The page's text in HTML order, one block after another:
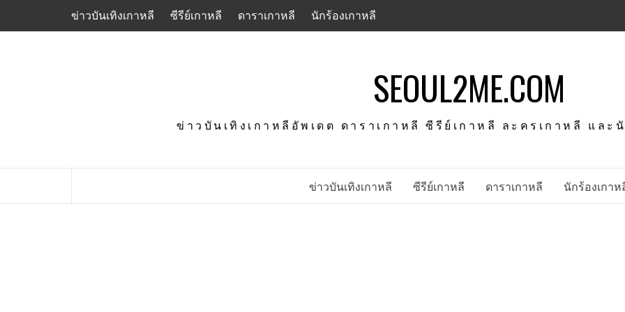
ข่าวบันเทิงเกาหลี ซีรีย์เกาหลี ดาราเกาหลี นักร้องเกาหลี
SEOUL2ME.COM
ข่าวบันเทิงเกาหลีอัพเดต ดาราเกาหลี ซีรีย์เกาหลี ละครเกาหลี และ
ข่าวบันเทิงเกาหลี ซีรีย์เกาหลี ดาราเกาหลี นักร้องเกาห